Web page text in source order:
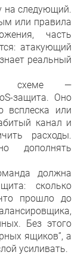
на следующий.
или правила
часть
атакующий
реальный
схеме —
защита. Оно
всплеска или
канал и
расходы.
дополнять
должна
сколько
прошло до
Без этого
ящиков”, а
усиливать.